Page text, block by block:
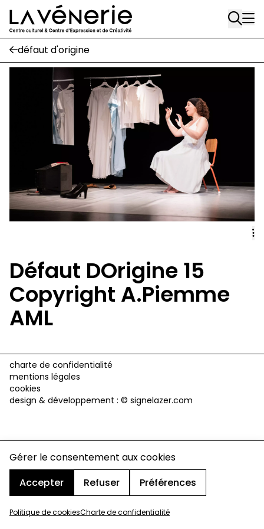
Gérer le consentement aux cookies
Accepter
Refuser Préférences
Politique de cookiesCharte de confidentialité
Aller au contenu principal
Rue Gratès, 3
1170 Watermael-Boitsfort
02 663 85 50
Place Gilson, 3
1170 Watermael-Boitsfort
02 663 85 50
Journal Vénerie
- version papier
Newsletter
défaut d'origine
Défaut DOrigine 15
Copyright A.Piemme
AML
charte de confidentialité
mentions légales
cookies
design & développement : © signelazer.com